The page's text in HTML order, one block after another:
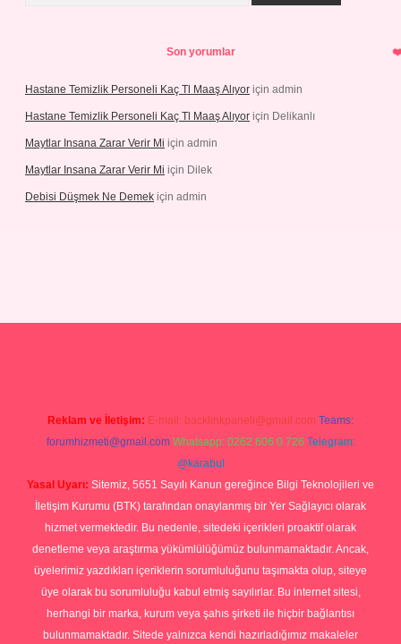
Son yorumlar
Hastane Temizlik Personeli Kaç Tl Maaş Alıyor için admin
Hastane Temizlik Personeli Kaç Tl Maaş Alıyor için Delikanlı
Maytlar Insana Zarar Verir Mi için admin
Maytlar Insana Zarar Verir Mi için Dilek
Debisi Düşmek Ne Demek için admin
Reklam ve İletişim: E-mail: backlinkpaneli@gmail.com Teams:
forumhizmeti@gmail.com Whatsapp: 0262 606 0 726 Telegram:
@karabul
Yasal Uyarı: Sitemiz, 5651 Sayılı Kanun gereğince Bilgi Teknolojileri ve
İletişim Kurumu (BTK) tarafından onaylanmış bir Yer Sağlayıcı olarak
hizmet vermektedir. Bu nedenle, sitedeki içerikleri proaktif olarak
denetleme veya araştırma yükümlülüğümüz bulunmamaktadır. Ancak,
üyelerimiz yazdıkları içeriklerin sorumluluğunu taşımakta olup, siteye
üye olarak bu sorumluluğu kabul etmiş sayılırlar. Bu internet sitesi,
herhangi bir marka, kurum veya şahıs şirketi ile hiçbir bağlantısı
bulunmamaktadır. Sitede yalnızca kendi hazırladığımız makaleler